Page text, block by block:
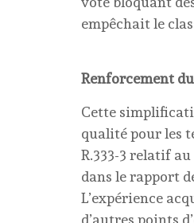
empêchait le
Renforcement
Cette
qualité pour les
R.333-3 relatif
dans le rapport
L’expérience
d’autres points